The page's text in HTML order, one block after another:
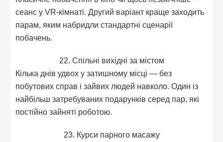
сеанс у VR-кімнаті. Другий варіант краще заходить
парам, яким набридли стандартні сценарії
побачень.
22. Спільні вихідні за містом
Кілька днів удвох у затишному місці — без
побутових справ і зайвих людей навколо. Один із
найбільш затребуваних подарунків серед пар, які
постійно зайняті роботою.
23. Курси парного масажу